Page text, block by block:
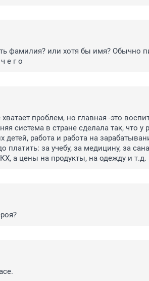
фамилия? или хотя бы имя? Обычно
е г о
хватает проблем, но главная -это
система в стране сделала так, что у
детей, работа и работа на
платить: за учебу, за медицину, за
а цены на продукты, на одежду и т.д.